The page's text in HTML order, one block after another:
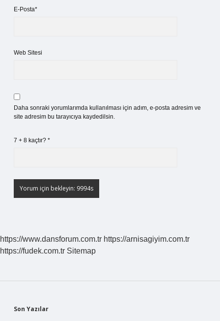
E-Posta*
Web Sitesi
Daha sonraki yorumlarımda kullanılması için adım, e-posta adresim ve
site adresim bu tarayıcıya kaydedilsin.
7 + 8 kaçtır? *
https://www.dansforum.com.tr https://arnisagiyim.com.tr
https://fudek.com.tr Sitemap
Sidebar
Son Yazılar